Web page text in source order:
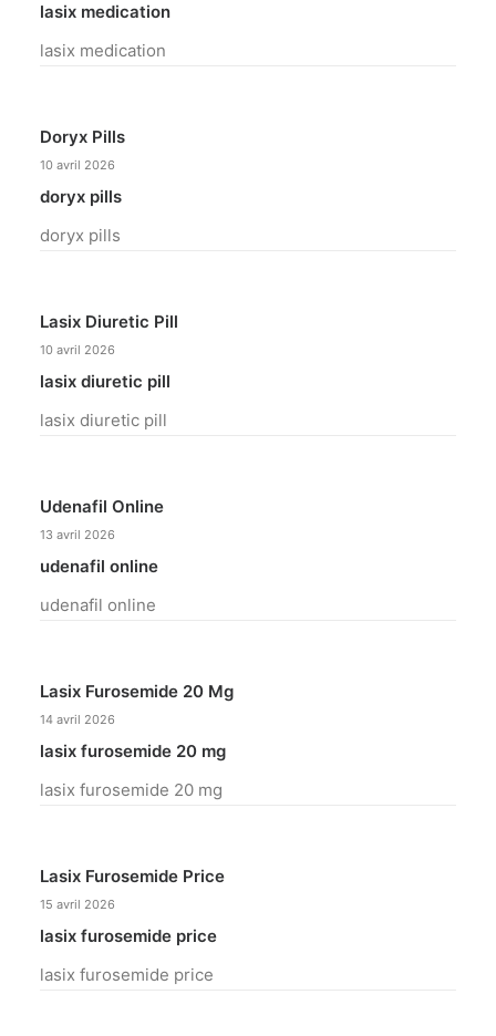
lasix medication
lasix medication
Doryx Pills
10 avril 2026
doryx pills
doryx pills
Lasix Diuretic Pill
10 avril 2026
lasix diuretic pill
lasix diuretic pill
Udenafil Online
13 avril 2026
udenafil online
udenafil online
Lasix Furosemide 20 Mg
14 avril 2026
lasix furosemide 20 mg
lasix furosemide 20 mg
Lasix Furosemide Price
15 avril 2026
lasix furosemide price
lasix furosemide price